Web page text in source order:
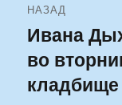
по
записям
НАЗАД
Предыдущая
запись:
Ивана
во
кладбище